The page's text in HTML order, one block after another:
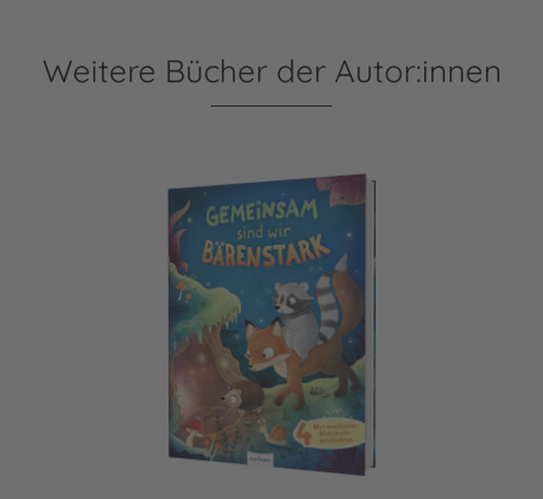
Weitere Bücher der Autor:innen
Gemeinsam sind wir bärenstark